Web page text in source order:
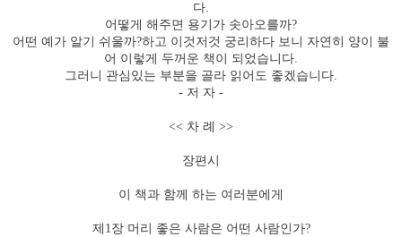
다.
어떻게 해주면 용기가 솟아오를까?
어떤 예가 알기 쉬울까?하고 이것저것 궁리하다 보니 자연히 양이 불
어 이렇게 두꺼운 책이 되었습니다.
그러니 관심있는 부분을 골라 읽어도 좋겠습니다.
- 저 자 -
<< 차 례 >>
장편시
이 책과 함께 하는 여러분에게
제 1장 머리 좋은 사람은 어떤 사람인가?